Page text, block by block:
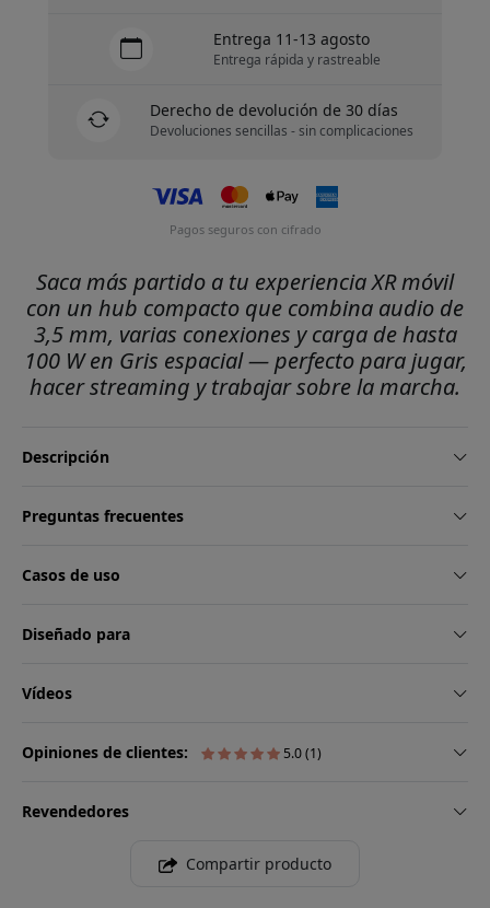
Entrega 11-13 agosto
Entrega rápida y rastreable
Derecho de devolución de 30 días
Devoluciones sencillas - sin complicaciones
Pagos seguros con cifrado
Saca más partido a tu experiencia XR móvil
con un hub compacto que combina audio de
3,5 mm, varias conexiones y carga de hasta
100 W en Gris espacial — perfecto para jugar,
hacer streaming y trabajar sobre la marcha.
Descripción
Preguntas frecuentes
Casos de uso
Diseñado para
Vídeos
Opiniones de clientes: 5.0 (1)
Revendedores
Compartir producto